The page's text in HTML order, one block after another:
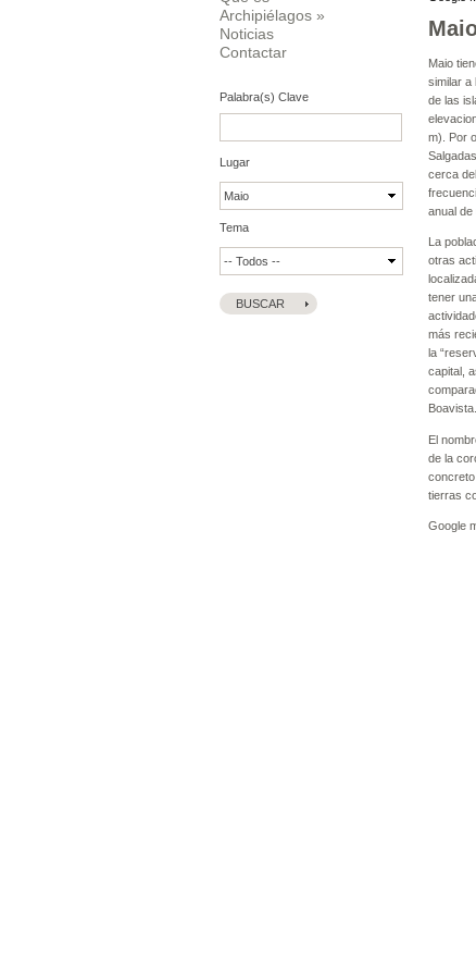
Archipiélagos »
Noticias
Contactar
Palabra(s) Clave
Lugar
Tema
Maio
similar a
de las
m). Por
cerca
anual de
La
otras
tener
más
la
capital,
Boavista.
El
de la
tierras
Google